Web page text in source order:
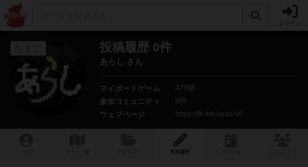
投稿履歴 0件
あらし さん
マイボードゲーム
470個
参加コミュニティ
0件
ウェブページ
https://lit.link/arashi0
投稿履歴